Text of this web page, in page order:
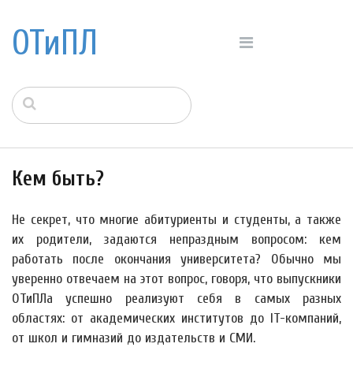
ОТиПЛ
Кем быть?
Не секрет, что многие абитуриенты и студенты, а также
их родители, задаются непраздным вопросом: кем
работать после окончания университета? Обычно мы
уверенно отвечаем на этот вопрос, говоря, что выпускники
ОТиПЛа успешно реализуют себя в самых разных
областях: от академических институтов до IT-компаний,
от школ и гимназий до издательств и СМИ.